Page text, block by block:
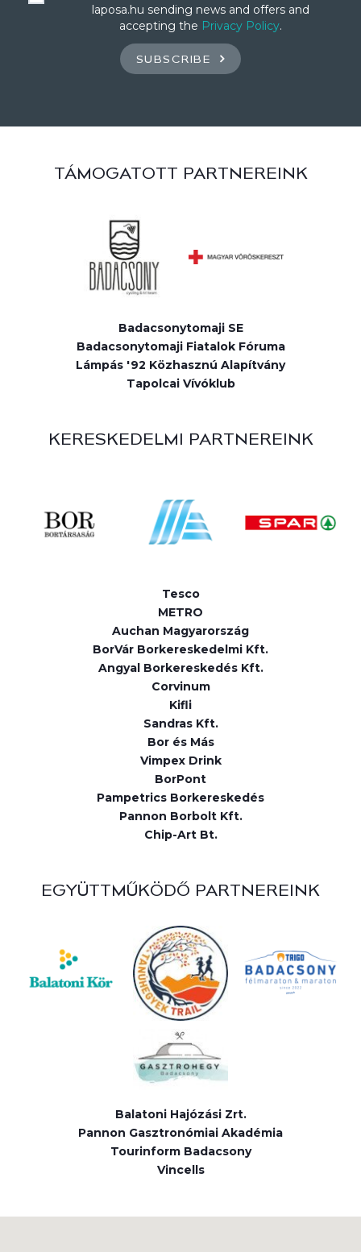
laposa.hu sending news and offers and
accepting the Privacy Policy.
SUBSCRIBE
TÁMOGATOTT PARTNEREINK
Badacsonytomaji SE
Badacsonytomaji Fiatalok Fóruma
Lámpás '92 Közhasznú Alapítvány
Tapolcai Vívóklub
KERESKEDELMI PARTNEREINK
Tesco
METRO
Auchan Magyarország
BorVár Borkereskedelmi Kft.
Angyal Borkereskedés Kft.
Corvinum
Kifli
Sandras Kft.
Bor és Más
Vimpex Drink
BorPont
Pampetrics Borkereskedés
Pannon Borbolt Kft.
Chip-Art Bt.
EGYÜTTMŰKÖDŐ PARTNEREINK
Balatoni Hajózási Zrt.
Pannon Gasztronómiai Akadémia
Tourinform Badacsony
Vincells